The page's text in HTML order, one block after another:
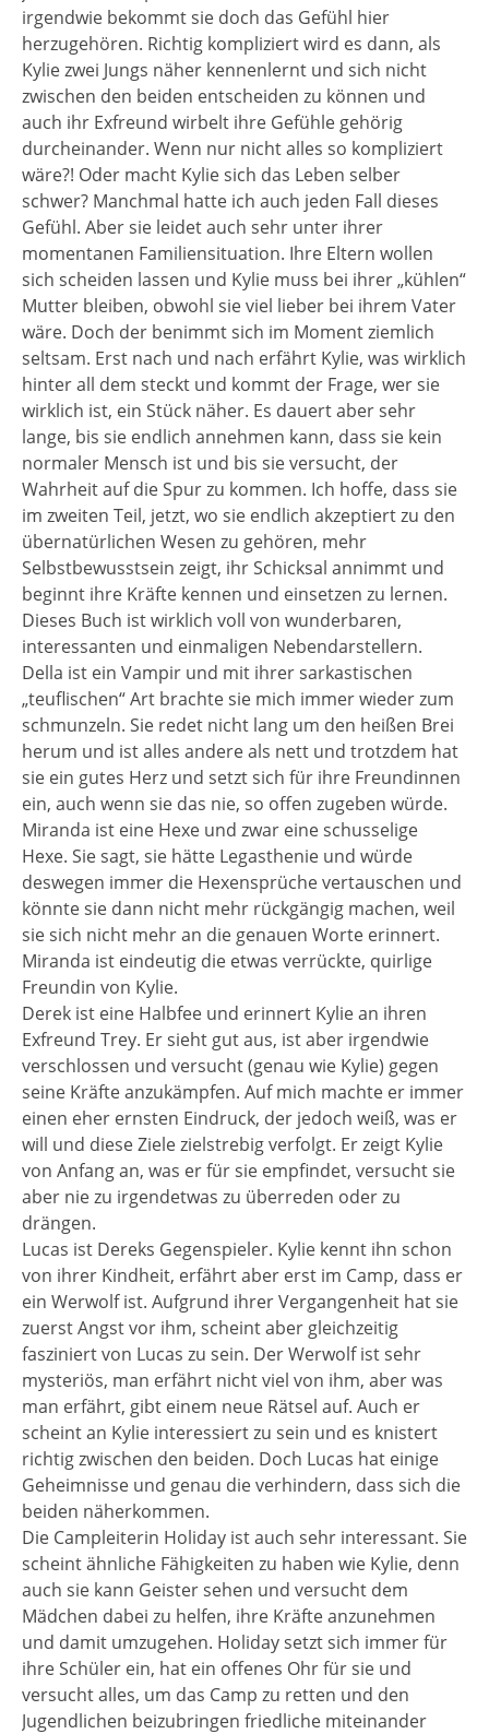
irgendwie bekommt sie doch das Gefühl hier
herzugehören. Richtig kompliziert wird es dann, als
Kylie zwei Jungs näher kennenlernt und sich nicht
zwischen den beiden entscheiden zu können und
auch ihr Exfreund wirbelt ihre Gefühle gehörig
durcheinander. Wenn nur nicht alles so kompliziert
wäre?! Oder macht Kylie sich das Leben selber
schwer? Manchmal hatte ich auch jeden Fall dieses
Gefühl. Aber sie leidet auch sehr unter ihrer
momentanen Familiensituation. Ihre Eltern wollen
sich scheiden lassen und Kylie muss bei ihrer „kühlen“
Mutter bleiben, obwohl sie viel lieber bei ihrem Vater
wäre. Doch der benimmt sich im Moment ziemlich
seltsam. Erst nach und nach erfährt Kylie, was wirklich
hinter all dem steckt und kommt der Frage, wer sie
wirklich ist, ein Stück näher. Es dauert aber sehr
lange, bis sie endlich annehmen kann, dass sie kein
normaler Mensch ist und bis sie versucht, der
Wahrheit auf die Spur zu kommen. Ich hoffe, dass sie
im zweiten Teil, jetzt, wo sie endlich akzeptiert zu den
übernatürlichen Wesen zu gehören, mehr
Selbstbewusstsein zeigt, ihr Schicksal annimmt und
beginnt ihre Kräfte kennen und einsetzen zu lernen.
Dieses Buch ist wirklich voll von wunderbaren,
interessanten und einmaligen Nebendarstellern.
Della ist ein Vampir und mit ihrer sarkastischen
„teuflischen“ Art brachte sie mich immer wieder zum
schmunzeln. Sie redet nicht lang um den heißen Brei
herum und ist alles andere als nett und trotzdem hat
sie ein gutes Herz und setzt sich für ihre Freundinnen
ein, auch wenn sie das nie, so offen zugeben würde.
Miranda ist eine Hexe und zwar eine schusselige
Hexe. Sie sagt, sie hätte Legasthenie und würde
deswegen immer die Hexensprüche vertauschen und
könnte sie dann nicht mehr rückgängig machen, weil
sie sich nicht mehr an die genauen Worte erinnert.
Miranda ist eindeutig die etwas verrückte, quirlige
Freundin von Kylie.
Derek ist eine Halbfee und erinnert Kylie an ihren
Exfreund Trey. Er sieht gut aus, ist aber irgendwie
verschlossen und versucht (genau wie Kylie) gegen
seine Kräfte anzukämpfen. Auf mich machte er immer
einen eher ernsten Eindruck, der jedoch weiß, was er
will und diese Ziele zielstrebig verfolgt. Er zeigt Kylie
von Anfang an, was er für sie empfindet, versucht sie
aber nie zu irgendetwas zu überreden oder zu
drängen.
Lucas ist Dereks Gegenspieler. Kylie kennt ihn schon
von ihrer Kindheit, erfährt aber erst im Camp, dass er
ein Werwolf ist. Aufgrund ihrer Vergangenheit hat sie
zuerst Angst vor ihm, scheint aber gleichzeitig
fasziniert von Lucas zu sein. Der Werwolf ist sehr
mysteriös, man erfährt nicht viel von ihm, aber was
man erfährt, gibt einem neue Rätsel auf. Auch er
scheint an Kylie interessiert zu sein und es knistert
richtig zwischen den beiden. Doch Lucas hat einige
Geheimnisse und genau die verhindern, dass sich die
beiden näherkommen.
Die Campleiterin Holiday ist auch sehr interessant. Sie
scheint ähnliche Fähigkeiten zu haben wie Kylie, denn
auch sie kann Geister sehen und versucht dem
Mädchen dabei zu helfen, ihre Kräfte anzunehmen
und damit umzugehen. Holiday setzt sich immer für
ihre Schüler ein, hat ein offenes Ohr für sie und
versucht alles, um das Camp zu retten und den
Jugendlichen beizubringen friedliche miteinander